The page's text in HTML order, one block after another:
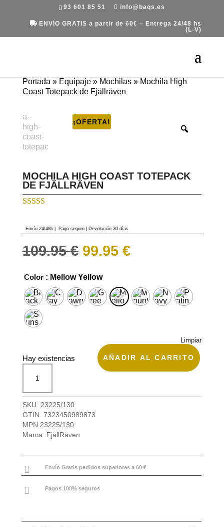
93 601 85 51 info@baqs.es
ENVÍO GRATIS a partir de 60€ – Entrega 24/48 hs
(L-V)
Portada » Equipaje» Mochilas» Mochila High
Coast Totepack de Fjällräven
¡OFERTA!
MOCHILA HIGH COAST TOTEPACK
DE FJÄLLRÄVEN
base a
valoraciones
de clientes
Envío 24/48h| Pago seguro | Devolución 30 días
109.95€ El
precio
original
era:
109.95 €.
99.95 €El
precio
99.95 €.
Color : Mellow Yellow
Limpiar
Hay existencias
High
Totepack
de
Fjällräven
cantidad
AÑADIR AL CARRITO
SKU: 23225/130
GTIN: 7323450989873
MPN:23225/130
Marca: FjällRäven
 Envío Gratis pedidos superiores a 60 €
 Pagos 100% seguros